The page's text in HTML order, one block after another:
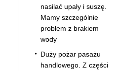
nasilać upały i suszę.
Mamy szczególnie
problem z brakiem
wody
Duży pożar pasażu
handlowego. Z części